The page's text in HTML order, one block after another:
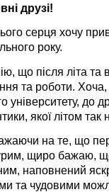
друзі!
серця хочу
року.
що після літа та
та роботи.
університету, до
якої літом так
на те, що
щиро бажаю,
наповнений
та чудовими